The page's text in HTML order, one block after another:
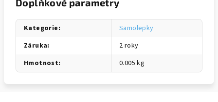
Doplňkové parametry
Kategorie:
Samolepky
Záruka:
2 roky
Hmotnost: 0.005 kg